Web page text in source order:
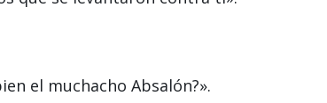
el muchacho Absalón?».